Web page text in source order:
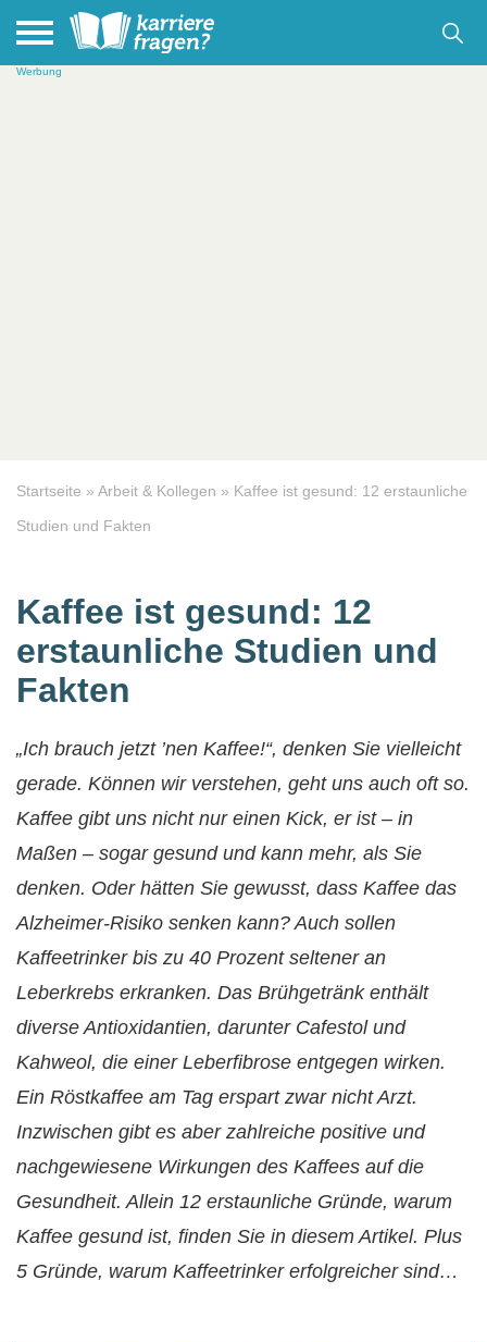
Werbung
Startseite » Arbeit & Kollegen » Kaffee ist gesund: 12 erstaunliche
Studien und Fakten
Kaffee ist gesund: 12
erstaunliche Studien und
Fakten
„Ich brauch jetzt ’nen Kaffee!“, denken Sie vielleicht
gerade. Können wir verstehen, geht uns auch oft so.
Kaffee gibt uns nicht nur einen Kick, er ist – in
Maßen – sogar gesund und kann mehr, als Sie
denken. Oder hätten Sie gewusst, dass Kaffee das
Alzheimer-Risiko senken kann? Auch sollen
Kaffeetrinker bis zu 40 Prozent seltener an
Leberkrebs erkranken. Das Brühgetränk enthält
diverse Antioxidantien, darunter Cafestol und
Kahweol, die einer Leberfibrose entgegen wirken.
Ein Röstkaffee am Tag erspart zwar nicht Arzt.
Inzwischen gibt es aber zahlreiche positive und
nachgewiesene Wirkungen des Kaffees auf die
Gesundheit. Allein 12 erstaunliche Gründe, warum
Kaffee gesund ist, finden Sie in diesem Artikel. Plus
5 Gründe, warum Kaffeetrinker erfolgreicher sind…